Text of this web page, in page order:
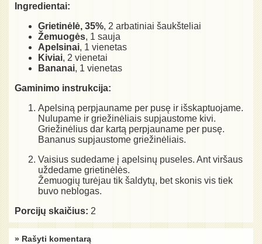
Ingredientai:
Grietinėlė, 35%, 2 arbatiniai šaukšteliai
Žemuogės, 1 sauja
Apelsinai, 1 vienetas
Kiviai, 2 vienetai
Bananai, 1 vienetas
Gaminimo instrukcija:
Apelsiną perpjauname per pusę ir išskaptuojame.
Nulupame ir griežinėliais supjaustome kivi.
Griežinėlius dar kartą perpjauname per pusę.
Bananus supjaustome griežinėliais.
Vaisius sudedame į apelsinų puseles. Ant viršaus
uždedame grietinėlės.
Žemuogių turėjau tik šaldytų, bet skonis vis tiek
buvo neblogas.
Porcijų skaičius: 2
» Rašyti komentarą